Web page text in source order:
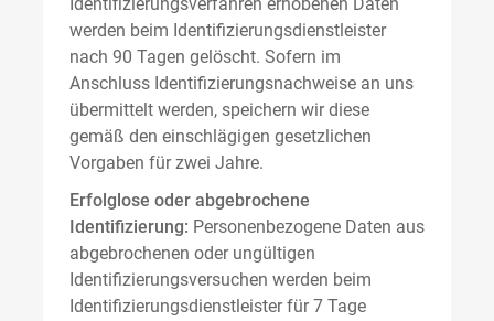
werden beim Identifizierungsdienstleister
nach 90 Tagen gelöscht. Sofern im
Anschluss Identifizierungsnachweise an uns
übermittelt werden, speichern wir diese
gemäß den einschlägigen gesetzlichen
Vorgaben für zwei Jahre.
Erfolglose oder abgebrochene
Identifizierung: Personenbezogene Daten aus
abgebrochenen oder ungültigen
Identifizierungsversuchen werden beim
Identifizierungsdienstleister für 7 Tage